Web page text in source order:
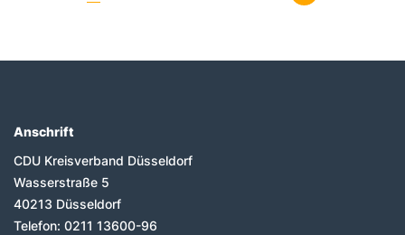
Fußbereich
Anschrift
CDU Kreisverband Düsseldorf
Wasserstraße 5
40213 Düsseldorf
Telefon: 0211 13600-96